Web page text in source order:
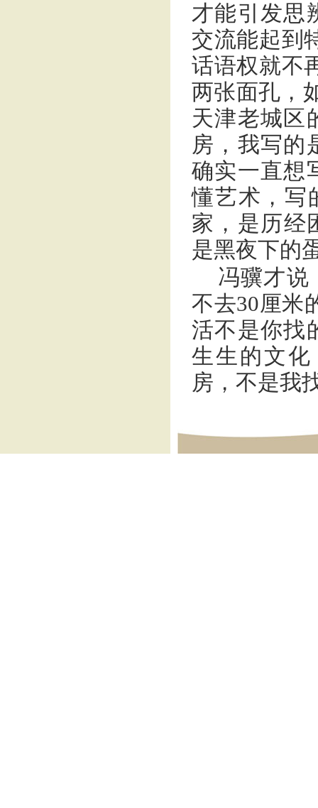
才能引发思
交流能起到
话语权就不
两张面孔，
天津老城区
房，我写的
确实一直想
懂艺术，写
家，是历
是黑夜下的
冯骥才说
不去30厘米
活不是你找
生生的文
房，不是我